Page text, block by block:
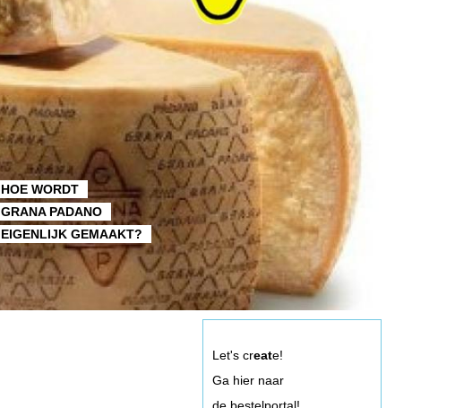
HOE WORDT
GRANA PADANO
EIGENLIJK GEMAAKT?
Let's create!
Ga hier naar